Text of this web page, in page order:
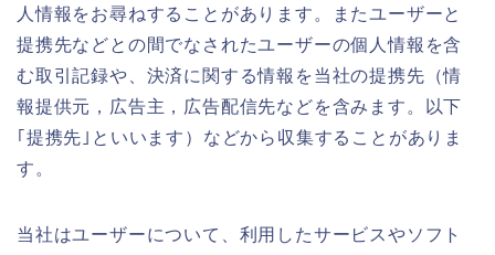
人情報をお尋ねすることがあります。またユーザーと
提携先などとの間でなされたユーザーの個人情報を含
む取引記録や、決済に関する情報を当社の提携先（情
報提供元，広告主，広告配信先などを含みます。以下
｢提携先｣といいます）などから収集することがありま
す。
当社はユーザーについて、利用したサービスやソフト